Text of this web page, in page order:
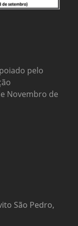
pelo
Novembro de
São Pedro,